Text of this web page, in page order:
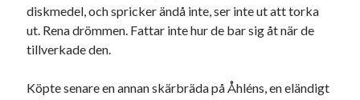
diskmedel, och spricker ändå inte, ser inte ut att torka
ut. Rena drömmen. Fattar inte hur de bar sig åt när de
tillverkade den.
Köpte senare en annan skärbräda på Åhléns, en eländigt